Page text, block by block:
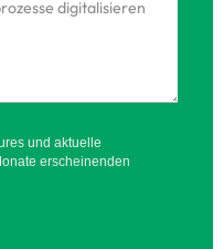
und aktuelle
erscheinenden